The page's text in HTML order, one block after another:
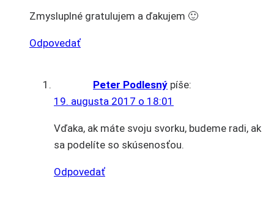
Zmysluplné gratulujem a ďakujem 🙂
Odpovedať
Peter Podlesný píše:
19. augusta 2017 o 18:01
Vďaka, ak máte svoju svorku, budeme radi, ak
sa podelíte so skúsenosťou.
Odpovedať